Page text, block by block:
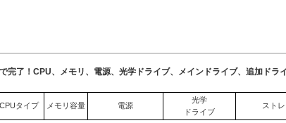
完了！CPU、メモリ、電源、光学ドライブ、メインドライブ、追加ドラ
CPUタイプ メモリ容量 電源
光学
ドライブ
スト